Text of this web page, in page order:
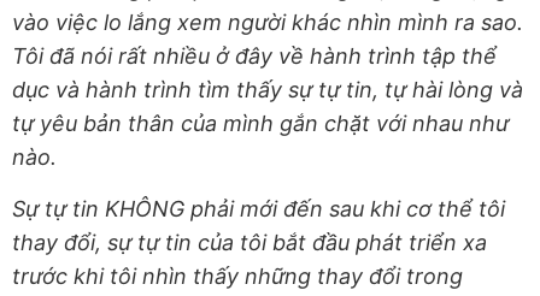
vào việc lo lắng xem người khác nhìn mình ra sao.
Tôi đã nói rất nhiều ở đây về hành trình tập thể
dục và hành trình tìm thấy sự tự tin, tự hài lòng và
tự yêu bản thân của mình gắn chặt với nhau như
nào.
Sự tự tin KHÔNG phải mới đến sau khi cơ thể tôi
thay đổi, sự tự tin của tôi bắt đầu phát triển xa
trước khi tôi nhìn thấy những thay đổi trong